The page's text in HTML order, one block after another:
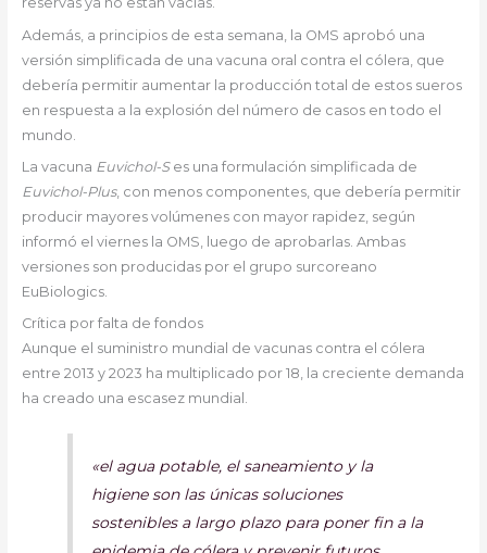
Además, a principios de esta semana, la OMS aprobó una
versión simplificada de una vacuna oral contra el cólera, que
debería permitir aumentar la producción total de estos sueros
en respuesta a la explosión del número de casos en todo el
mundo.
La vacuna Euvichol-Ses una formulación simplificada de
Euvichol-Plus, con menos componentes, que debería permitir
producir mayores volúmenes con mayor rapidez, según
informó el viernes la OMS, luego de aprobarlas. Ambas
versiones son producidas por el grupo surcoreano
EuBiologics.
Crítica por falta de fondos
Aunque el suministro mundial de vacunas contra el cólera
entre 2013 y 2023 ha multiplicado por 18, la creciente demanda
ha creado una escasez mundial.
«el agua potable, el saneamiento y la
higiene son las únicas soluciones
sostenibles a largo plazo para poner fin a la